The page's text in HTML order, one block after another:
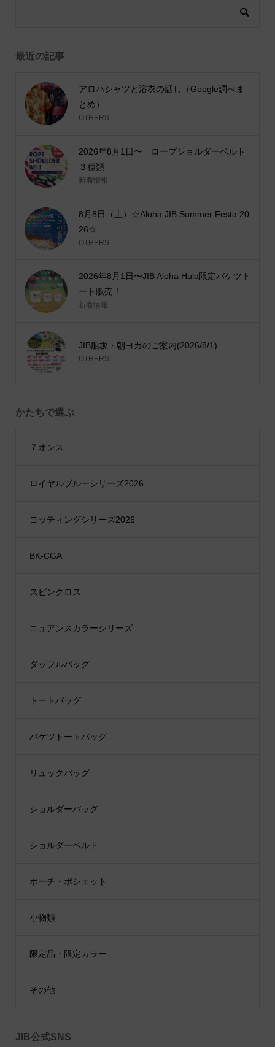
最近の記事
アロハシャツと浴衣の話し（Google調べま
とめ）
OTHERS
2026年8月1日〜 ロープショルダーベルト
３種類
新着情報
8月8日（土）☆Aloha JIB Summer Festa 20
26☆
OTHERS
2026年8月1日〜JIB Aloha Hula限定バケツト
ート販売！
新着情報
JIB船坂・朝ヨガのご案内(2026/8/1)
OTHERS
かたちで選ぶ
７オンス
ロイヤルブルーシリーズ2026
ヨッティングシリーズ2026
BK-CGA
スピンクロス
ニュアンスカラーシリーズ
ダッフルバッグ
トートバッグ
バケツトートバッグ
リュックバッグ
ショルダーバッグ
ショルダーベルト
ポーチ・ポシェット
小物類
限定品・限定カラー
その他
JIB公式SNS